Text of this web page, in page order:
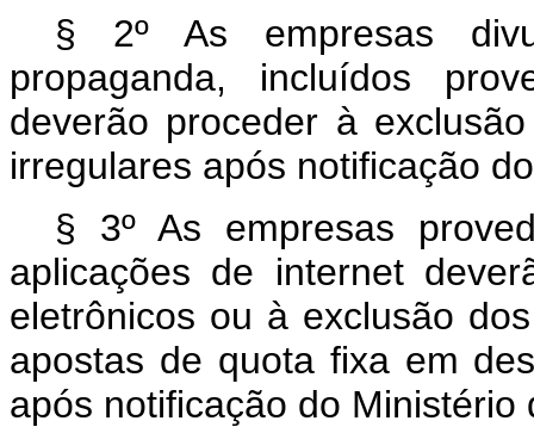
§ 2º As empresas
propaganda, incluídos
deverão proceder à
irregulares após notificação
§ 3º As empresas
aplicações de internet
eletrônicos ou à exclusão
apostas de quota fixa em
após notificação do Ministério